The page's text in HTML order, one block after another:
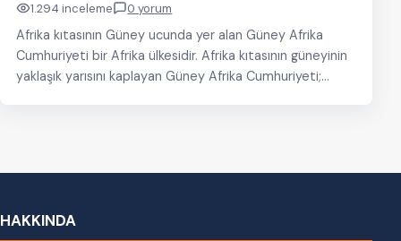
1.294 inceleme 0 yorum
Afrika kıtasının Güney ucunda yer alan Güney Afrika
Cumhuriyeti bir Afrika ülkesidir. Afrika kıtasının güneyinin
yaklaşık yarısını kaplayan Güney Afrika Cumhuriyeti;
HAKKINDA